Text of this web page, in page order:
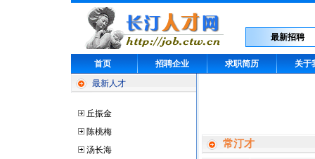
最新招聘
首页 招聘企业 求职简历
关于
最新人才
丘振金
陈桃梅
汤长海
常汀才